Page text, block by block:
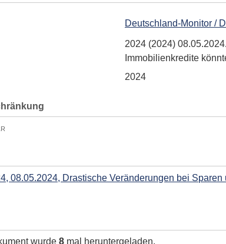
Deutschland-Monitor /
2024 (2024)
Immobilienkredite
2024
08.05.2024, Drastische Veränderungen bei
wurde 8 mal heruntergeladen.